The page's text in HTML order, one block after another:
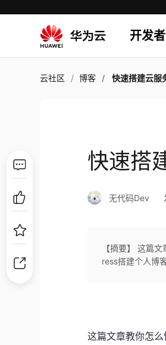
开发者
云社区 博客 快速搭建云服
快速搭
无代码Dev
【摘要】 这篇
ress搭建个人博
这篇文章教你怎